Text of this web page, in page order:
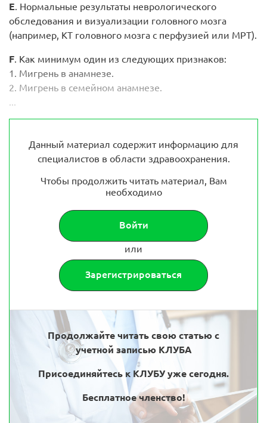
E. Нормальные результаты неврологического
обследования и визуализации головного мозга
(например, КТ головного мозга с перфузией или МРТ).
F. Как минимум один из следующих признаков:
1. Мигрень в анамнезе.
2. Мигрень в семейном анамнезе.
...
Данный материал содержит информацию для
специалистов в области здравоохранения.
Чтобы продолжить читать материал, Вам
необходимо
Войти
или
Зарегистрироваться
Продолжайте читать свою статью с
учетной записью КЛУБА
Присоединяйтесь к КЛУБУ уже сегодня.
Бесплатное членство!